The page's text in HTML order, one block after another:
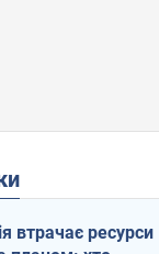
втрачає ресурси